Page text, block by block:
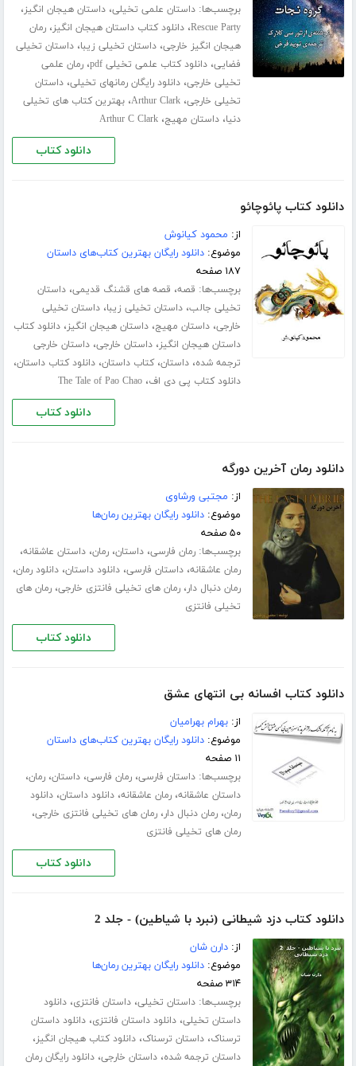
برچسب‌ها:داستان علمی تخیلی،داستان هیجان انگیز،
Rescue Party،دانلود کتاب داستان هیجان انگیز،رمان
هیجان انگیز خارجی،داستان تخیلی زیبا،داستان تخیلی
فضایی،دانلود کتاب علمی تخیلی pdf ،رمان علمی
تخیلی خارجی،دانلود رایگان رمانهای تخیلی،داستان
تخیلی خارجی،Arthur Clark،بهترین کتاب های تخیلی
دنیا،داستان مهیج،Arthur C Clark
دانلود کتاب
دانلود کتاب پائوچائو
از: محمود کیانوش
موضوع:دانلود رایگان بهترین کتاب‌های داستان
۱۸۷ صفحه
برچسب‌ها: قصه، قصه های قشنگ قدیمی،داستان
تخیلی جالب،داستان تخیلی زیبا،داستان تخیلی
خارجی،داستان مهیج،داستان هیجان انگیز،دانلود کتاب
داستان هیجان انگیز،داستان خارجی،داستان خارجی
ترجمه شده،داستان،کتاب داستان،دانلود کتاب داستان،
دانلود کتاب پی دی اف،The Tale of Pao Chao
دانلود کتاب
دانلود رمان آخرین دورگه
از: مجتبی ورشاوی
موضوع:دانلود رایگان بهترین رمان‌ها
۵۰ صفحه
برچسب‌ها:رمان فارسی،داستان،رمان،داستان عاشقانه،
رمان عاشقانه،داستان فارسی،دانلود داستان،دانلود رمان،
رمان دنبال دار،رمان های تخیلی فانتزی خارجی،رمان های
تخیلی فانتزی
دانلود کتاب
دانلود کتاب افسانه بی انتهای عشق
از:بهرام بهرامیان
موضوع:دانلود رایگان بهترین کتاب‌های داستان
۱۱ صفحه
برچسب‌ها:داستان فارسی،رمان فارسی،داستان،رمان،
داستان عاشقانه،رمان عاشقانه،دانلود داستان،دانلود
رمان،رمان دنبال دار،رمان های تخیلی فانتزی خارجی،
رمان های تخیلی فانتزی
دانلود کتاب
دانلود کتاب دزد شیطانی (نبرد با شیاطین) - جلد 2
از:دارن شان
موضوع:دانلود رایگان بهترین رمان‌ها
۳۱۴ صفحه
برچسب‌ها:داستان تخیلی،داستان فانتزی،دانلود
داستان تخیلی،دانلود داستان فانتزی،دانلود داستان
ترسناک،داستان ترسناک،دانلود کتاب هیجان انگیز،
داستان ترجمه شده،داستان خارجی،دانلود رایگان رمان